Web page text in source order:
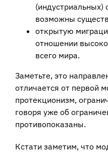
(индустриальных)
возможны
открытую
отношении
всего мира.
Заметьте, это
отличается от первой
протекционизм,
говоря уже об
противопоказаны.
Кстати заметим, что